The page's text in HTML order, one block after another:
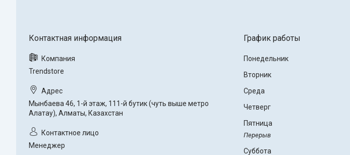
Trendstore
Мынбаева 46, 1-й этаж, 111-й бутик (чуть выше метро
Алатау), Алматы, Казахстан
Менеджер
График работы
Понедельник
Вторник
Среда
Четверг
Пятница
Суббота